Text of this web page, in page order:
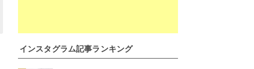
インスタグラム記事ランキング